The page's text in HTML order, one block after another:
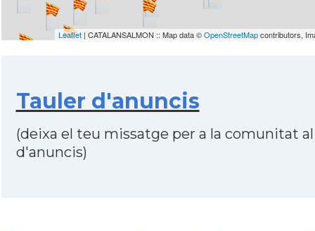
Leaflet | CATALANSALMON :: Map data ©OpenStreetMapcontributors,
Tauler d'anuncis
(deixa el teu missatge per a la comunitat
d'anuncis)